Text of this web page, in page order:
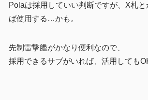
Polaは採用していい判断ですが、X札
ば使用する…かも。
先制雷撃艦がかなり便利なので、
採用できるサブがいれば、活用しても